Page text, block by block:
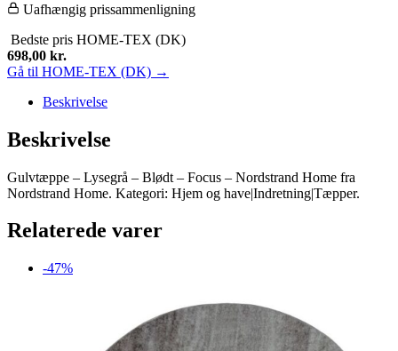
Uafhængig prissammenligning
Bedste pris HOME-TEX (DK)
698,00 kr.
Gå til HOME-TEX (DK) →
Beskrivelse
Beskrivelse
Gulvtæppe – Lysegrå – Blødt – Focus – Nordstrand Home fra
Nordstrand Home. Kategori: Hjem og have|Indretning|Tæpper.
Relaterede varer
-47%